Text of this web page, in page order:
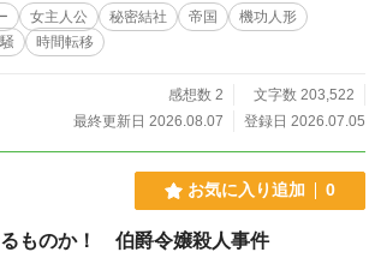
女主人公 秘密結社 帝国
機功人形
時間転移
感想数 2
文字数 203,522
最終更新日 2026.08.07
登録日 2026.07.05
お気に入り追加 0
ものか！ 伯爵令嬢殺人事件